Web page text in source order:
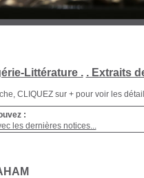
Littérature . . Extraits
CLIQUEZ sur + pour voir les
:
les dernières notices...